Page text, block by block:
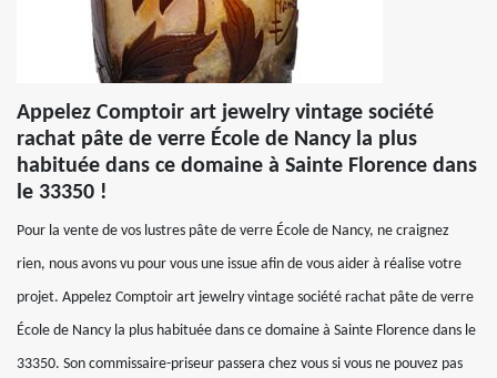
Appelez Comptoir art jewelry vintage société
rachat pâte de verre École de Nancy la plus
habituée dans ce domaine à Sainte Florence dans
le 33350 !
Pour la vente de vos lustres pâte de verre École de Nancy, ne craignez
rien, nous avons vu pour vous une issue afin de vous aider à réalise votre
projet. Appelez Comptoir art jewelry vintage société rachat pâte de verre
École de Nancy la plus habituée dans ce domaine à Sainte Florence dans le
33350. Son commissaire-priseur passera chez vous si vous ne pouvez pas